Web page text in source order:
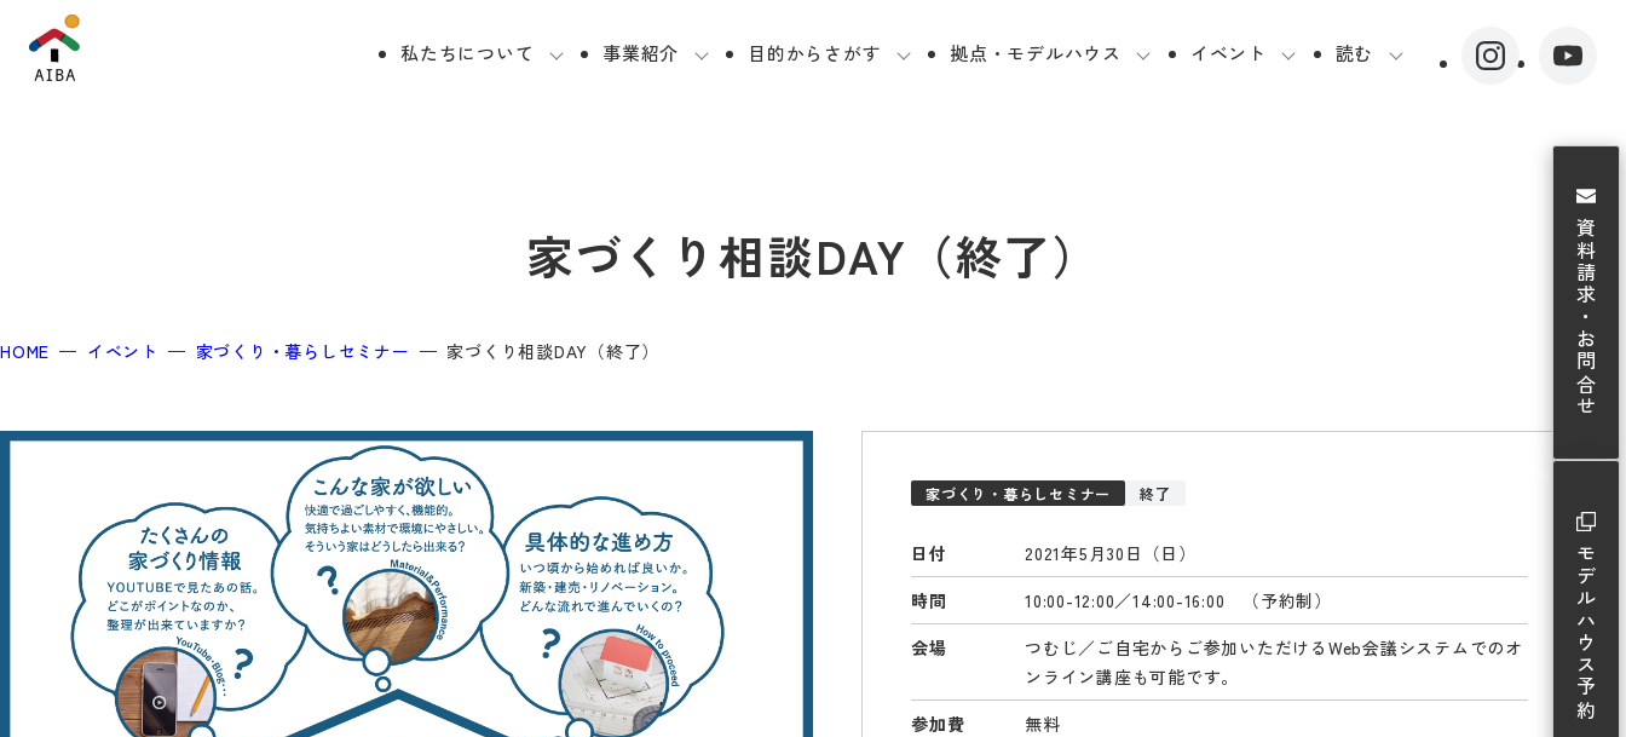
私たちについて 事業紹介 目的からさがす 拠点・モデルハウス イベント 読む
家づくり相談DAY（終了）
HOME イベント 家づくり・暮らしセミナー 家づくり相談DAY（終了）
家づくり・暮らしセミナー 終了
日付
2021年5月30日（日）
時間
10:00-12:00／14:00-16:00 （予約制）
会場
つむじ／ご自宅からご参加いただけるWeb会議システムでのオ
ンライン講座も可能です。
参加費
無料
資料請求・お問合せ
モデルハウス予約